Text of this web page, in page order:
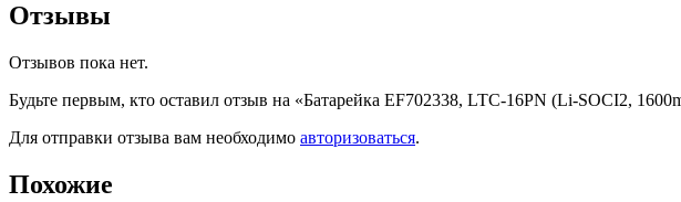
Отзывы
Отзывов пока нет.
Будьте первым, кто оставил отзыв на «Батарейка EF702338, LTC-16PN (Li-SOCI2,
Для отправки отзыва вам необходимо авторизоваться.
Похожие